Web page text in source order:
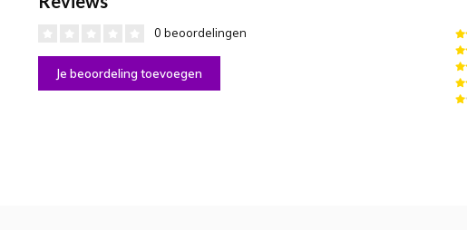
0 beoordelingen
Je beoordeling toevoegen